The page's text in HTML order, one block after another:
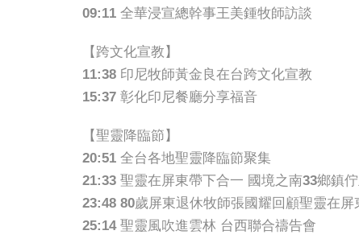
09:11 全華浸宣總幹事王美鍾牧師訪談
【跨文化宣教】
11:38 印尼牧師黃金良在台跨文化宣教
15:37 彰化印尼餐廳分享福音
【聖靈降臨節】
20:51 全台各地聖靈降臨節聚集
21:33 聖靈在屏東帶下合一 國境之南33鄉鎮
23:48 80歲屏東退休牧師張國耀回顧聖靈在屏
25:14 聖靈風吹進雲林 台西聯合禱告會